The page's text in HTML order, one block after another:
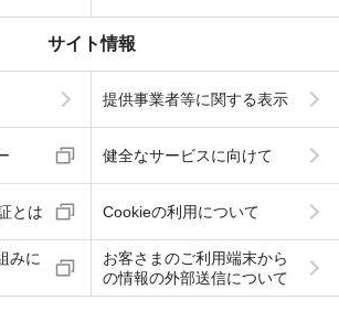
サイト情報
提供事業者等に関する表示
健全なサービスに向けて
とは Cookieの利用について
みに
お客さまのご利用端末から
の情報の外部送信について